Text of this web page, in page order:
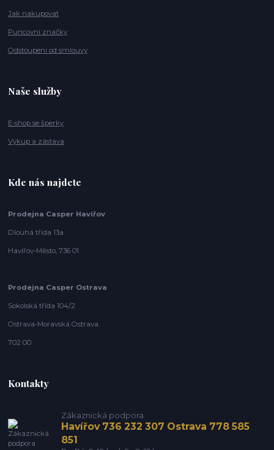
Jak nakupovat
Puncovní značky
Odstoupení od smlouvy
Naše služby
E-shop se šperky
Výkup a zástava
Kde nás najdete
Prodejna Casper Havířov
Dlouhá třída 13a
Havířov-Město, 736 01
Prodejna Casper Ostrava
Sokolská třída 104/2
Ostrava-Moravská Ostrava
702 00
Kontakty
Zákaznická podpora
Havířov 736 232 307 Ostrava 778 585
851